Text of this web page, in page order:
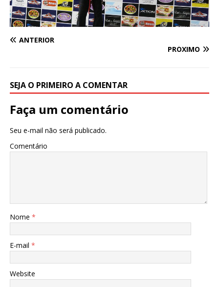
ANTERIOR
PRÓXIMO
SEJA O PRIMEIRO A COMENTAR
Faça um comentário
Seu e-mail não será publicado.
Comentário
Nome *
E-mail *
Website